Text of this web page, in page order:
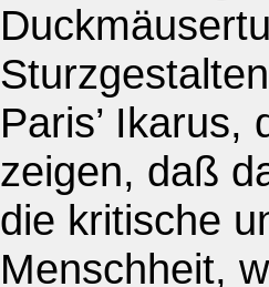
Paris’
zeigen, daß
die kritische
Menschheit,